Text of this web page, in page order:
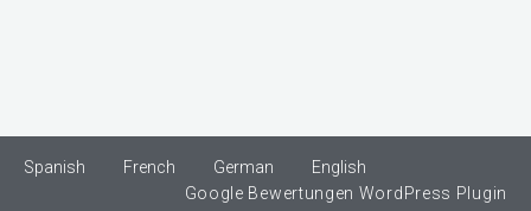
Spanish French German
English
Google Bewertungen WordPress Plugin